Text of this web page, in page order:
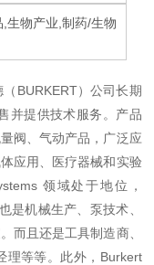
生物产业,制药/生物
BURKERT）公司长期
并提供技术服务。产品
阀、气动产品，广泛应
应用、医疗器械和实验
领域处于地位，
是机械生产、泵技术、
而且还是工具制造商、
理等等。此外，Burkert